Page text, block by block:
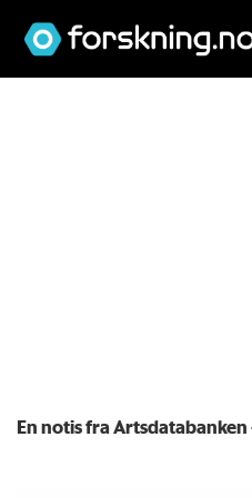
En notis fra Artsdatabanken